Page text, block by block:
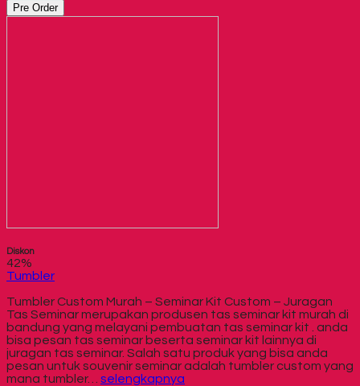
Pre Order
Diskon
42%
Tumbler
Tumbler Custom Murah – Seminar Kit Custom – Juragan
Tas Seminar merupakan produsen tas seminar kit murah di
bandung yang melayani pembuatan tas seminar kit . anda
bisa pesan tas seminar beserta seminar kit lainnya di
juragan tas seminar. Salah satu produk yang bisa anda
pesan untuk souvenir seminar adalah tumbler custom yang
mana tumbler… selengkapnya